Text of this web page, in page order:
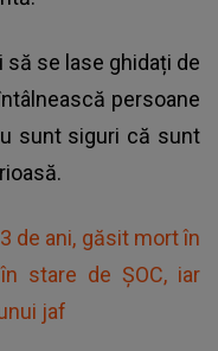
se lase ghidați de
persoane
sunt siguri că sunt
de ani, găsit mort în
stare de ȘOC, iar
jaf